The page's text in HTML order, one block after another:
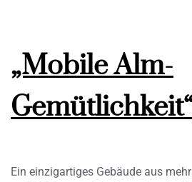
„Mobile Alm-
Ein einzigartiges Gebäude aus